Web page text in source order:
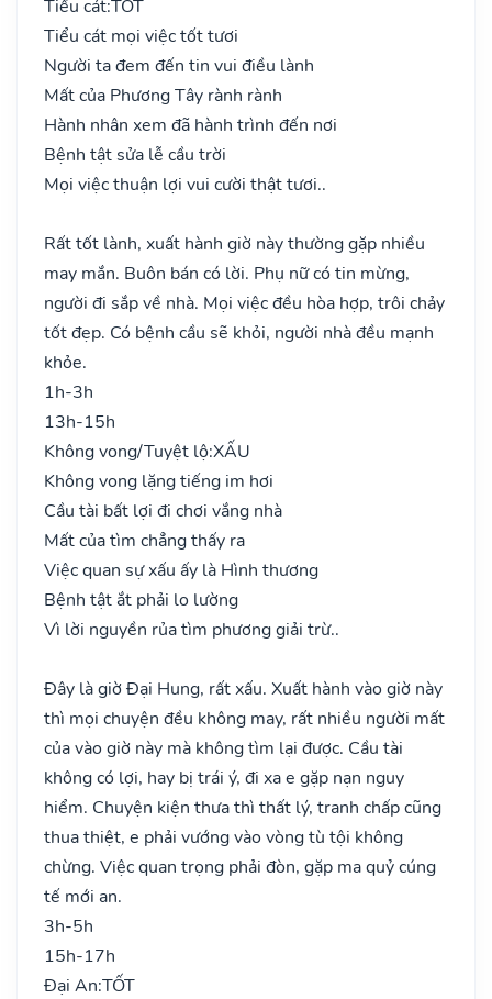
Tiểu cát:TỐT
Tiểu cát mọi việc tốt tươi
Người ta đem đến tin vui điều lành
Mất của Phương Tây rành rành
Hành nhân xem đã hành trình đến nơi
Bệnh tật sửa lễ cầu trời
Mọi việc thuận lợi vui cười thật tươi..
Rất tốt lành, xuất hành giờ này thường gặp nhiều
may mắn. Buôn bán có lời. Phụ nữ có tin mừng,
người đi sắp về nhà. Mọi việc đều hòa hợp, trôi chảy
tốt đẹp. Có bệnh cầu sẽ khỏi, người nhà đều mạnh
khỏe.
1h-3h
13h-15h
Không vong/Tuyệt lộ:XẤU
Không vong lặng tiếng im hơi
Cầu tài bất lợi đi chơi vắng nhà
Mất của tìm chẳng thấy ra
Việc quan sự xấu ấy là Hình thương
Bệnh tật ắt phải lo lường
Vì lời nguyền rủa tìm phương giải trừ..
Đây là giờ Đại Hung, rất xấu. Xuất hành vào giờ này
thì mọi chuyện đều không may, rất nhiều người mất
của vào giờ này mà không tìm lại được. Cầu tài
không có lợi, hay bị trái ý, đi xa e gặp nạn nguy
hiểm. Chuyện kiện thưa thì thất lý, tranh chấp cũng
thua thiệt, e phải vướng vào vòng tù tội không
chừng. Việc quan trọng phải đòn, gặp ma quỷ cúng
tế mới an.
3h-5h
15h-17h
Đại An:TỐT